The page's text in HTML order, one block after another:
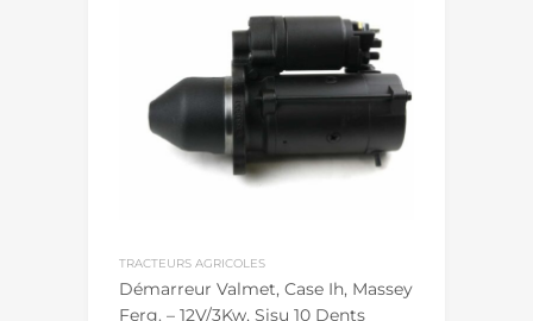
TRACTEURS AGRICOLES
Démarreur Valmet, Case Ih, Massey
Ferg. – 12V/3Kw, Sisu 10 Dents